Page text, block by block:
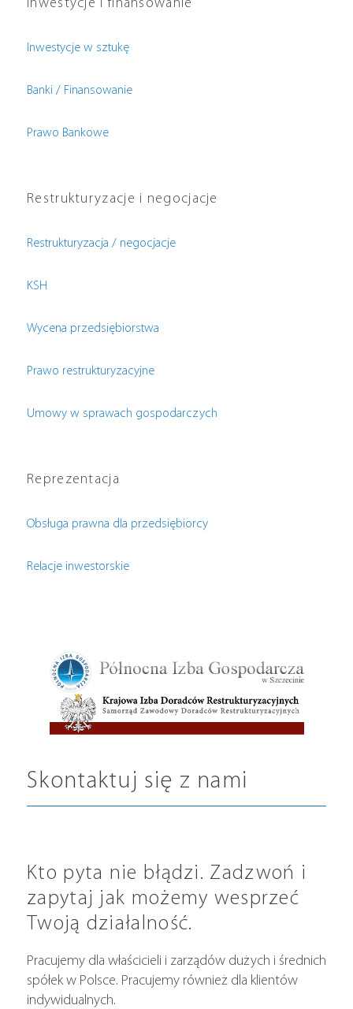
Inwestycje i finansowanie
Inwestycje w sztukę
Banki / Finansowanie
Prawo Bankowe
Restrukturyzacje i negocjacje
Restrukturyzacja / negocjacje
KSH
Wycena przedsiębiorstwa
Prawo restrukturyzacyjne
Umowy w sprawach gospodarczych
Reprezentacja
Obsługa prawna dla przedsiębiorcy
Relacje inwestorskie
Skontaktuj się z nami
Kto pyta nie błądzi. Zadzwoń i
zapytaj jak możemy wesprzeć
Twoją działalność.
Pracujemy dla właścicieli i zarządów dużych i średnich
spółek w Polsce. Pracujemy również dla klientów
indywidualnych.